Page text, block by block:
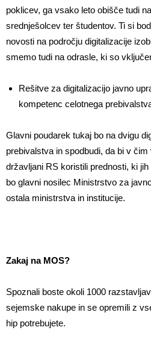
poklicev, ga vsako leto obišče tudi
srednješolcev ter študentov. Ti si
novosti na področju digitalizacije
smemo tudi na odrasle, ki so
Rešitve za digitalizacijo javno
kompetenc celotnega
Glavni poudarek tukaj bo na dvigu
prebivalstva in spodbudi, da bi v
državljani RS koristili prednosti, ki
bo glavni nosilec Ministrstvo za
ostala ministrstva in institucije.
Zakaj na MOS?
Spoznali boste okoli 1000
sejemske nakupe in se opremili z
hip potrebujete.